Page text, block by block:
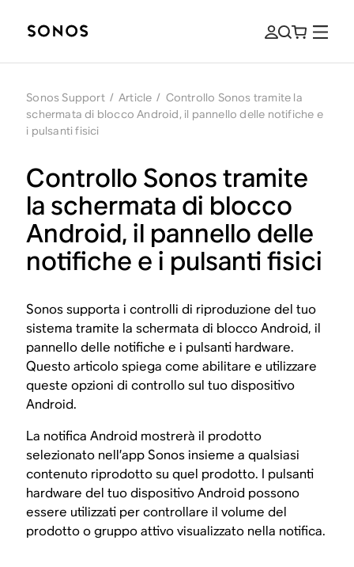
Sonos Support / Article / Controllo Sonos tramite la
schermata di blocco Android, il pannello delle notifiche e
i pulsanti fisici
Controllo Sonos tramite
la schermata di blocco
Android, il pannello delle
notifiche e i pulsanti fisici
Sonos supporta i controlli di riproduzione del tuo
sistema tramite la schermata di blocco Android, il
pannello delle notifiche e i pulsanti hardware.
Questo articolo spiega come abilitare e utilizzare
queste opzioni di controllo sul tuo dispositivo
Android.
La notifica Android mostrerà il prodotto
selezionato nell’app Sonos insieme a qualsiasi
contenuto riprodotto su quel prodotto. I pulsanti
hardware del tuo dispositivo Android possono
essere utilizzati per controllare il volume del
prodotto o gruppo attivo visualizzato nella notifica.